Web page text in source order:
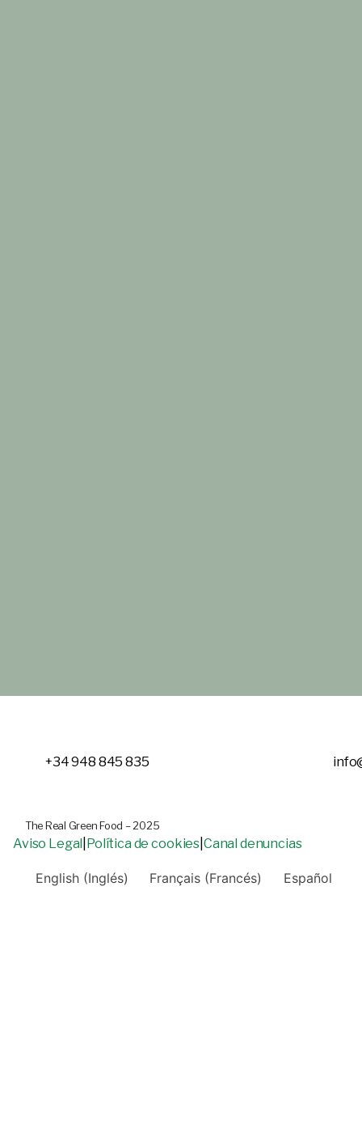
+34 948 845 835
The Real Green Food – 2025
Aviso Legal Política de cookies Canal denuncias
English(Inglés) Français (Francés) Español